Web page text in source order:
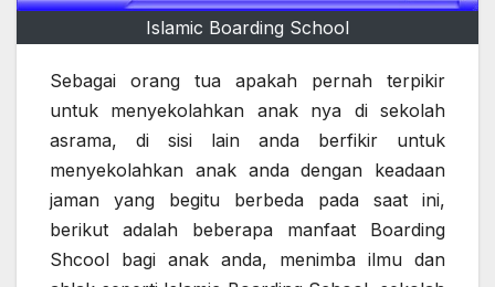
Islamic Boarding School
Sebagai orang tua apakah pernah terpikir
untuk menyekolahkan anak nya di sekolah
asrama, di sisi lain anda berfikir untuk
menyekolahkan anak anda dengan keadaan
jaman yang begitu berbeda pada saat ini,
berikut adalah beberapa manfaat Boarding
Shcool bagi anak anda, menimba ilmu dan